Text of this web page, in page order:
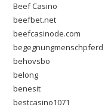
Beef Casino
beefbet.net
beefcasinode.com
begegnungmenschpferd
behovsbo
belong
benesit
bestcasino1071